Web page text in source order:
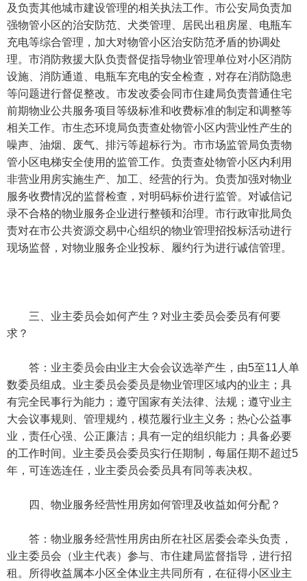
及负责其他城市建设管理的相关执法工作。市公安局负责加
强物管小区的治安防范、犬类管理、居民出租房屋、电瓶车
充电等综合管理，加大对物管小区治安防范矛盾的协调处
理。市消防救援大队负责督促指导物业管理单位对小区消防
设施、消防通道、电瓶车充电的安全检查，对存在消防隐患
等问题进行督促整改。市发改委会同市住建局负责普通住宅
前期物业公共服务项目等级标准和收费标准的制定和调整等
相关工作。市生态环境局负责查处物管小区内营业性产生的
噪声、油烟、废气、排污等超标行为。市市场监管局负责物
管小区电梯安全使用的监管工作。负责查处物管小区内利用
非营业用房实施生产、加工、经营的行为。负责加强对物业
服务收费情况的监督检查，对明码标价进行监管。对诚信记
录不合格的物业服务企业进行整顿和治理。市行政审批局负
责对在市公共资源交易中心组织的物业管理招投标活动进行
现场监督，对物业服务企业投标、履约行为进行诚信管理。
三、业主委员会如何产生？对业主委员会委员有何要
求？
答：业主委员会由业主大会会议选举产生，由5至11人单
数委员组成。业主委员会委员是物业管理区域内的业主；具
有完全民事行为能力；遵守国家有关法律、法规；遵守业主
大会议事规则、管理规约，模范履行业主义务；热心公益事
业，责任心强、公正廉洁；具有一定的组织能力；具备必要
的工作时间。业主委员会委员实行任期制，每届任期不超过5
年，可连选连任，业主委员会委员具有同等表决权。
四、物业服务经营性用房如何管理及收益如何分配？
答：物业服务经营性用房由所在社区居委会牵头负责，
业主委员会（业主代表）参与、市住建局监督指导，进行招
租。所得收益属本小区全体业主共同所有，在征得小区业主